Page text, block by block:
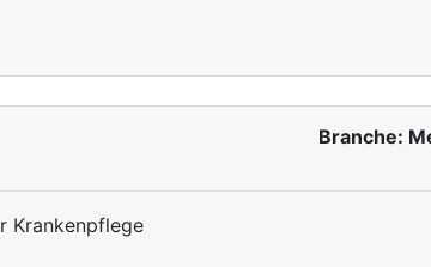
Branche:
Krankenpflege